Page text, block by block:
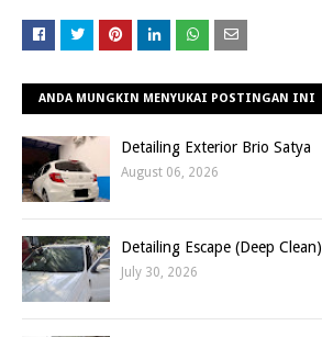
ANDA MUNGKIN MENYUKAI POSTINGAN INI
Detailing Exterior Brio Satya
August 06, 2026
Detailing Escape (Deep Clean)
July 30, 2026